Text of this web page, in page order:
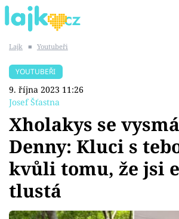
SHOPAHOLICADEL
Témata
Showbyznys
Youtubeři
Lajk ■ Youtubeři
YOUTUBEŘI
9. října 2023 11:26
Josef Šťastna
Xholakys se
Denny: Kluci s
kvůli tomu, že jsi
tlustá